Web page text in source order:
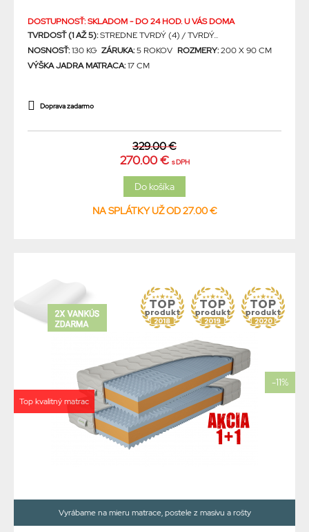
DOSTUPNOSŤ: SKLADOM - DO 24 HOD. U VÁS DOMA
TVRDOSŤ (1 AŽ 5):STREDNE TVRDÝ (4) / TVRDÝ...
NOSNOSŤ:130 KG ZÁRUKA:5 ROKOV ROZMERY:200 X 90 CM
VÝŠKA JADRA MATRACA:17 CM
Doprava zadarmo
329.00 €
270.00 € s DPH
NA SPLÁTKY UŽ OD 27.00 €
-11%
Top kvalitný matrac
Vyrábame na mieru matrace, postele z masívu a rošty